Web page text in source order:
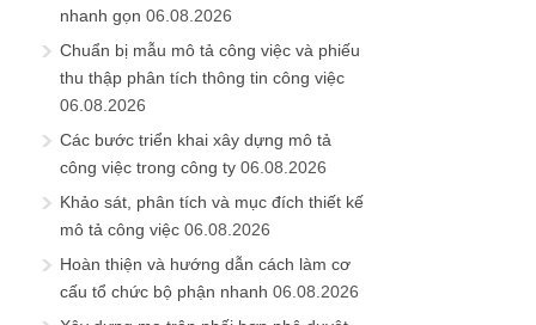
nhanh gọn 06.08.2026
Chuẩn bị mẫu mô tả công việc và phiếu
thu thập phân tích thông tin công việc
06.08.2026
Các bước triển khai xây dựng mô tả
công việc trong công ty 06.08.2026
Khảo sát, phân tích và mục đích thiết kế
mô tả công việc 06.08.2026
Hoàn thiện và hướng dẫn cách làm cơ
cấu tổ chức bộ phận nhanh 06.08.2026